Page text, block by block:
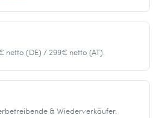
netto (DE) / 299€ netto (AT).
& Wiederverkäufer.